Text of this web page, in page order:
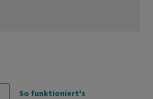
So funktioniert's